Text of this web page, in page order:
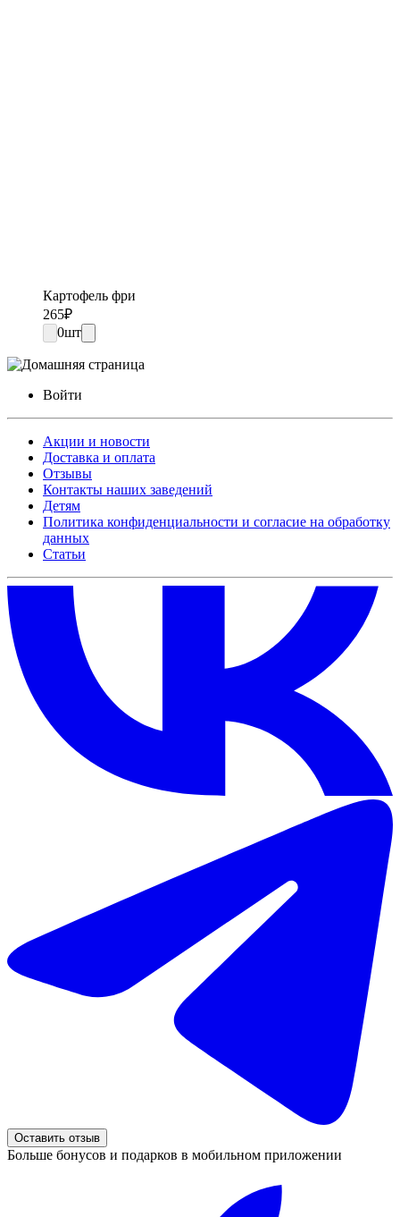
Картофель фри
265₽
0шт
Войти
Акции и новости
Доставка и оплата
Отзывы
Контакты наших заведений
Детям
Политика конфиденциальности и согласие на обработку
данных
Статьи
Оставить отзыв
Больше бонусов и подарков в мобильном приложении